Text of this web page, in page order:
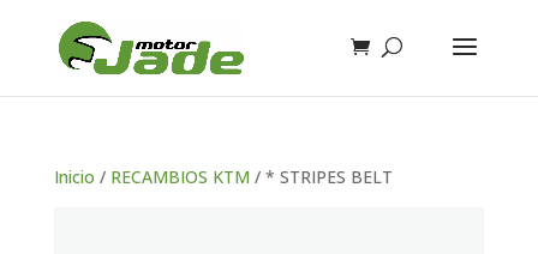
Inicio / RECAMBIOS KTM / * STRIPES BELT